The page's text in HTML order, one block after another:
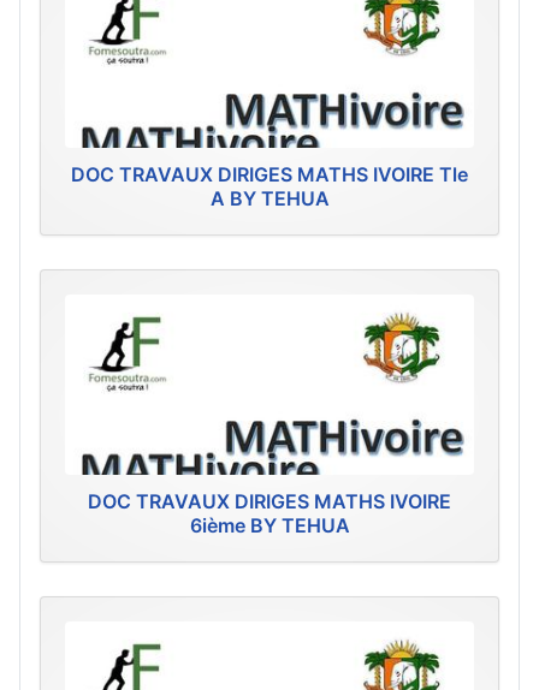
DOC TRAVAUX DIRIGES MATHS IVOIRE Tle
A BY TEHUA
DOC TRAVAUX DIRIGES MATHS IVOIRE
6ième BY TEHUA